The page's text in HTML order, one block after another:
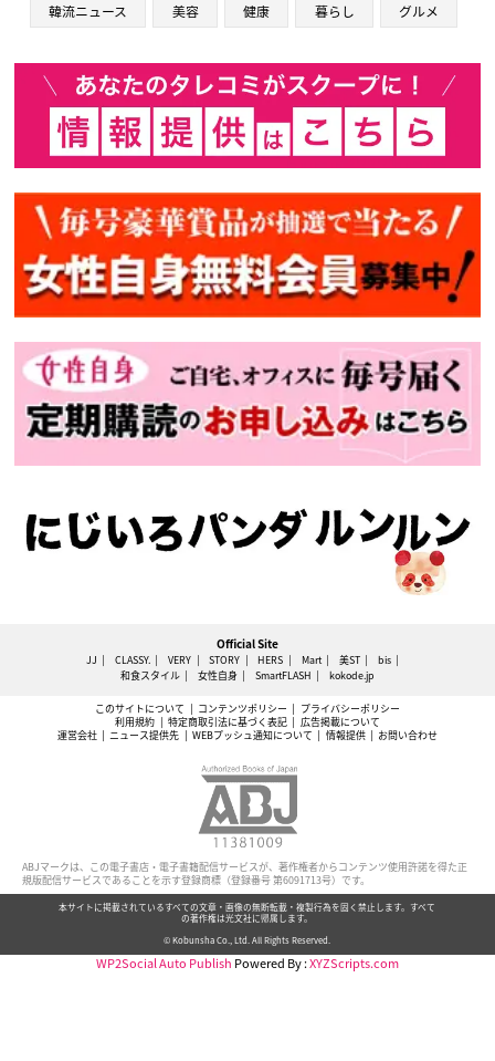
韓流ニュース 美容 健康 暮らし グルメ
Official Site
JJ CLASSY. VERY STORY HERS Mart 美ST
bis
和食スタイル
女性自身 SmartFLASH kokode.jp
このサイトについて コンテンツポリシー
プライバシーポリシー
利用規約
特定商取引法に基づく表記
広告掲載について
運営会社
ニュース提供先 WEBプッシュ通知について 情報提供 お問い合わせ
ABJマークは、この電子書店・電子書籍配信サービスが、著作権者からコンテンツ使用許諾を得た正
規版配信サービスであることを示す登録商標（登録番号 第6091713号）です。
本サイトに掲載されているすべての文章・画像の無断転載・複製行為を固く禁止します。すべて
の著作権は光文社に帰属します。
© Kobunsha Co., Ltd. All Rights Reserved.
WP2Social Auto Publish Powered By :XYZScripts.com